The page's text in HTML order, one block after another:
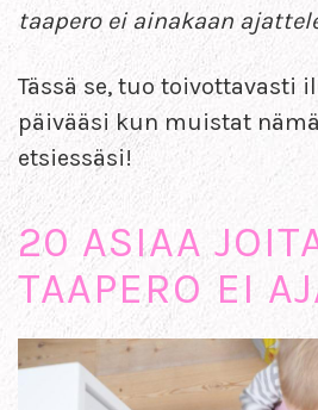
taapero ei ainakaan
Tässä se, tuo toivottavasti
päivääsi kun muistat
etsiessäsi!
20 ASIAA
TAAPERO EI